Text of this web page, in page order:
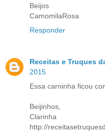
Beijos
CamomilaRosa
Responder
Receitas e Truques
2015
Essa carninha ficou
Beijinhos,
Clarinha
http://